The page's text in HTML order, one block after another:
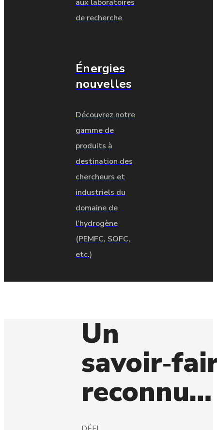
aux laboratoires
de recherche
Énergies
nouvelles
Découvrez notre
gamme de
produits à
destination des
chercheurs et
industriels du
domaine de
l’hydrogène
(PEMFC, SOFC,
etc.)
Un
reconnu…